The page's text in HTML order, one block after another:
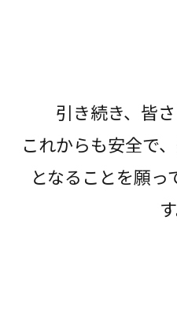
引き続き、皆
これからも安全で
となることを願っ
す